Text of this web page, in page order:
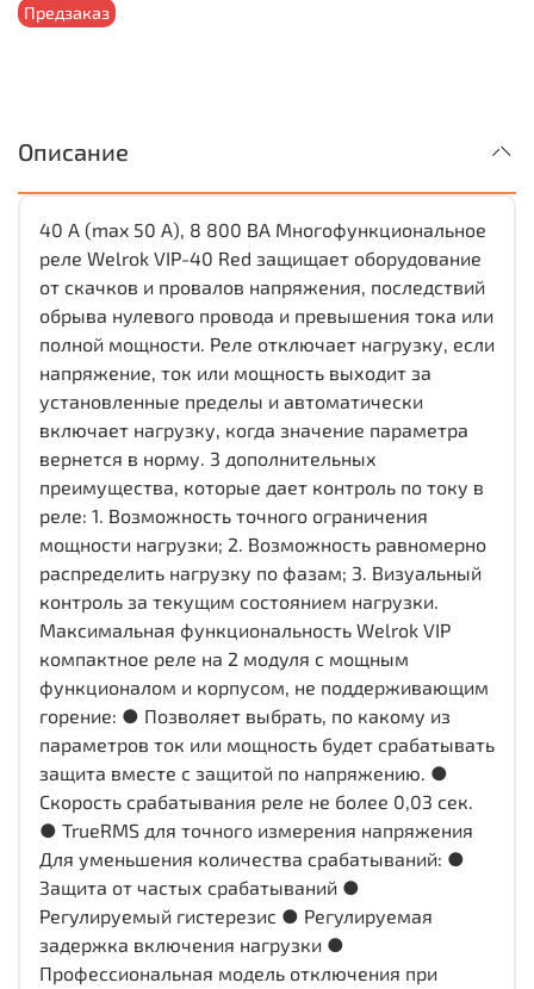
Предзаказ
Описание
40 А (max 50 A), 8 800 ВА Многофункциональное
реле Welrok VIP-40 Red защищает оборудование
от скачков и провалов напряжения, последствий
обрыва нулевого провода и превышения тока или
полной мощности. Реле отключает нагрузку, если
напряжение, ток или мощность выходит за
установленные пределы и автоматически
включает нагрузку, когда значение параметра
вернется в норму. 3 дополнительных
преимущества, которые дает контроль по току в
реле: 1. Возможность точного ограничения
мощности нагрузки; 2. Возможность равномерно
распределить нагрузку по фазам; 3. Визуальный
контроль за текущим состоянием нагрузки.
Максимальная функциональность Welrok VIP
компактное реле на 2 модуля с мощным
функционалом и корпусом, не поддерживающим
горение: ● Позволяет выбрать, по какому из
параметров ток или мощность будет срабатывать
защита вместе с защитой по напряжению. ●
Скорость срабатывания реле не более 0,03 сек.
● TrueRMS для точного измерения напряжения
Для уменьшения количества срабатываний: ●
Защита от частых срабатываний ●
Регулируемый гистерезис ● Регулируемая
задержка включения нагрузки ●
Профессиональная модель отключения при